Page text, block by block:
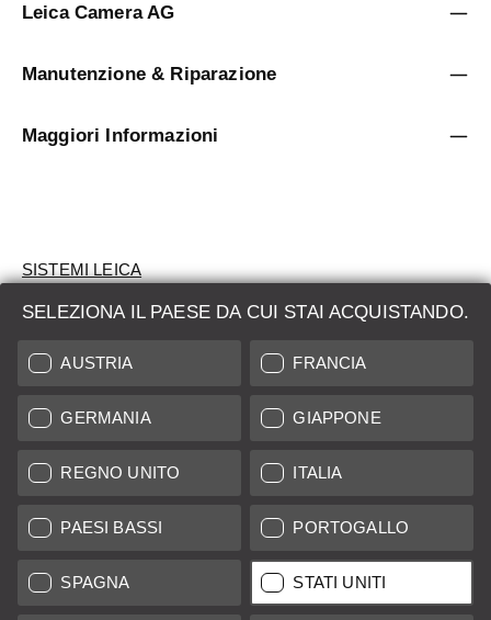
SELEZIONA IL PAESE DA CUI STAI ACQUISTANDO.
AUSTRIA FRANCIA
GERMANIA GIAPPONE
REGNO UNITO ITALIA
PAESI BASSI PORTOGALLO
SPAGNA STATI UNITI
Leica Camera AG
Manutenzione & Riparazione
Maggiori Informazioni
SISTEMI LEICA
VALUTAZIONE
CERCHI UN PRODOTTO?
ASTE
PRODOTTI NUOVI
LEICA STORES
Tutti i prezzi dei fornitori con sede in UE/Regno Unito incl. IVA più